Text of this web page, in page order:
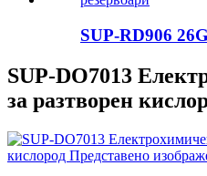
SUP-RD906
SUP-DO7013
за разтворен